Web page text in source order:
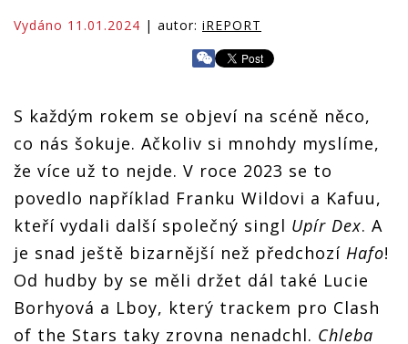
Vydáno 11.01.2024 | autor: iREPORT
S každým rokem se objeví na scéně něco,
co nás šokuje. Ačkoliv si mnohdy myslíme,
že více už to nejde. V roce 2023 se to
povedlo například Franku Wildovi a Kafuu,
kteří vydali další společný singl Upír Dex. A
je snad ještě bizarnější než předchozí Hafo!
Od hudby by se měli držet dál také Lucie
Borhyová a Lboy, který trackem pro Clash
of the Stars taky zrovna nenadchl. Chleba